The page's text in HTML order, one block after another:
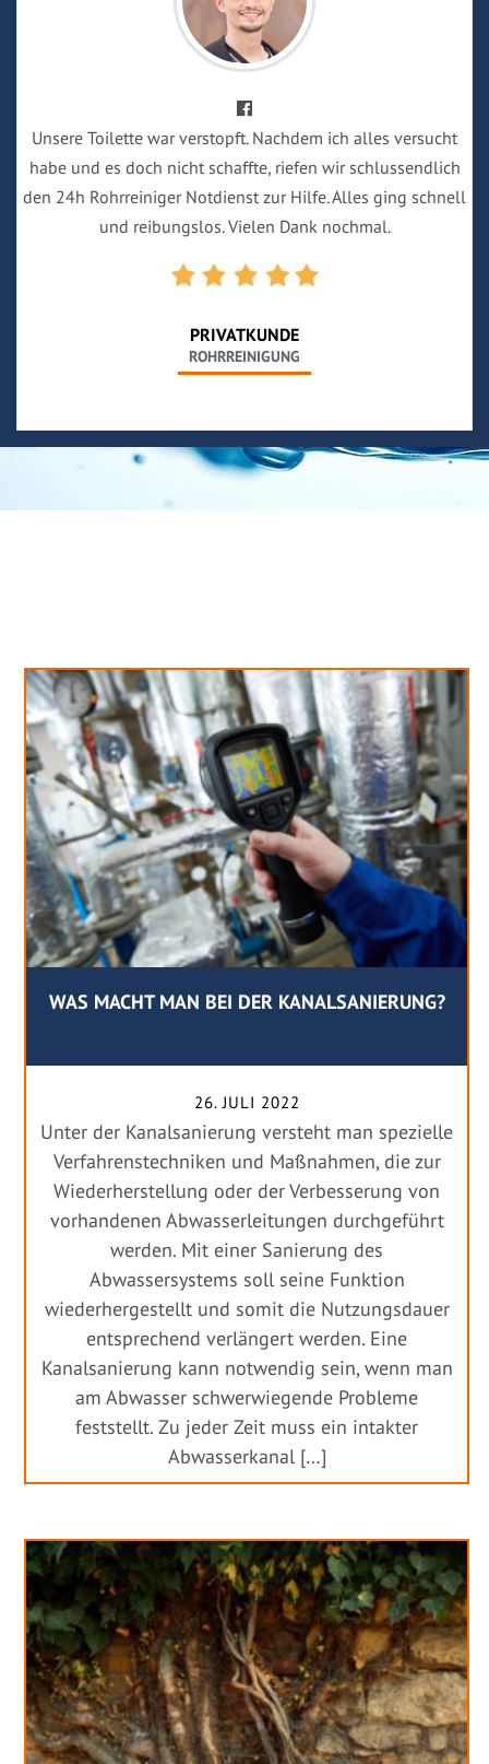
Unsere Toilette war verstopft. Nachdem ich alles versucht
habe und es doch nicht schaffte, riefen wir schlussendlich
den 24h Rohrreiniger Notdienst zur Hilfe. Alles ging schnell
und reibungslos. Vielen Dank nochmal.
PRIVATKUNDE
ROHRREINIGUNG
WAS MACHT MAN BEI DER KANALSANIERUNG?
26. JULI 2022
Unter der Kanalsanierung versteht man spezielle
Verfahrenstechniken und Maßnahmen, die zur
Wiederherstellung oder der Verbesserung von
vorhandenen Abwasserleitungen durchgeführt
werden. Mit einer Sanierung des
Abwassersystems soll seine Funktion
wiederhergestellt und somit die Nutzungsdauer
entsprechend verlängert werden. Eine
Kanalsanierung kann notwendig sein, wenn man
am Abwasser schwerwiegende Probleme
feststellt. Zu jeder Zeit muss ein intakter
Abwasserkanal […]